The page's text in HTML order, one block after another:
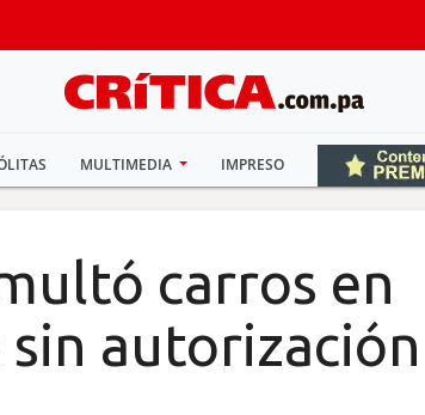
MULTIMEDIA IMPRESO
carros en
autorización